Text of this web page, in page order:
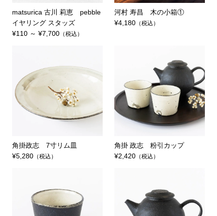
matsurica 古川 莉恵 pebble
イヤリング スタッズ
¥110 ～ ¥7,700（税込）
河村 寿昌 木の小箱①
¥4,180 （税込）
角掛政志 7寸リム皿
¥5,280（税込）
角掛 政志 粉引カップ
¥2,420 （税込）